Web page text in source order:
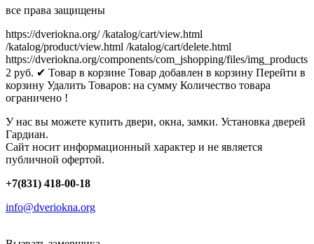
все права защищены
https://dveriokna.org/ /katalog/cart/view.html
/katalog/product/view.html /katalog/cart/delete.html
https://dveriokna.org/components/com_jshopping/files/img_products
2 руб. ✔ Товар в корзине Товар добавлен в корзину Перейти в
корзину Удалить Товаров: на сумму Количество товара
ограничено !
У нас вы можете купить двери, окна, замки. Установка дверей
Гардиан.
Сайт носит информационный характер и не является
публичной офертой.
+7(831) 418-00-18
info@dveriokna.org